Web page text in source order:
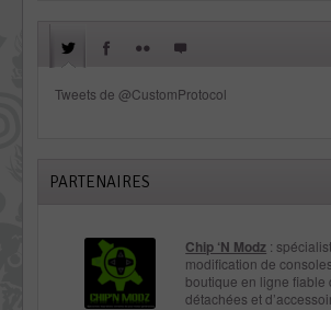
Tweets de @CustomProtocol
PARTENAIRES
Chip ‘N Modz :
modification de
boutique en ligne fiable
détachées et